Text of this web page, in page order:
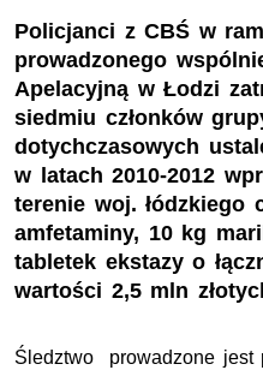
Policjanci z CBŚ w
prowadzonego
Apelacyjną w Łodzi
siedmiu członków
dotychczasowych
w latach 2010-2012
terenie woj. łódzkiego
amfetaminy, 10 kg
tabletek ekstazy o
wartości 2,5 mln
Śledztwo prowadzone jest